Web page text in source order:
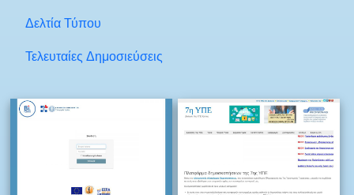
Δελτία Τύπου
Τελευταίες Δημοσιεύσεις